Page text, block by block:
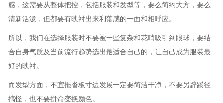
感，这需要从整体把控，包括服装和发型等，要么简约大方，要么
清新活泼，但都要有映衬出来利落感的一面和相呼应。
所以，我们在选择服装时不要被一些复杂和花哨吸引到眼球，要结
合自身气质及当前流行趋势选出最适合自己的，让自己成为服装最
好的映衬。
而发型方面，不宜拖沓板寸边发展一定要简洁干净，不要另辟蹊径
搞怪，也不要拼命变换颜色。